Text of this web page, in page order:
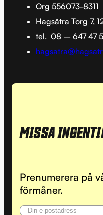
Org 556073-8311
Hagsätra Torg 7,
tel. 08 – 647 47
MISSA
Prenumerera på
förmåner.